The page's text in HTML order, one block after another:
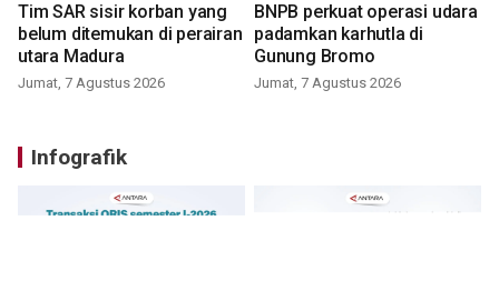
Tim SAR sisir korban yang
belum ditemukan di perairan
utara Madura
Jumat, 7 Agustus 2026
BNPB perkuat operasi udara
padamkan karhutla di
Gunung Bromo
Jumat, 7 Agustus 2026
Infografik